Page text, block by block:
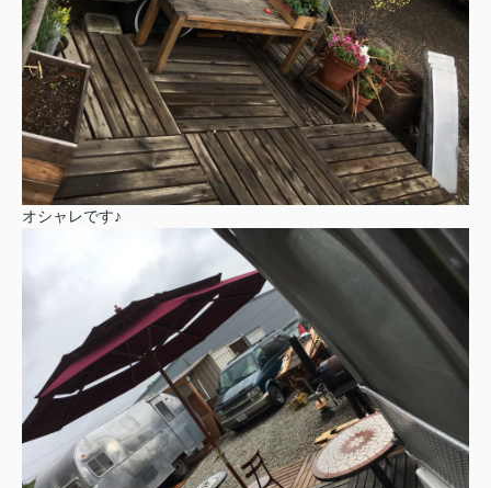
オシャレです♪